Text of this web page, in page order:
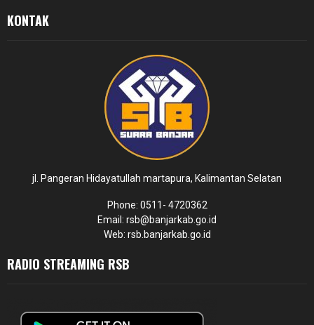
KONTAK
jl. Pangeran Hidayatullah martapura, Kalimantan Selatan
Phone: 0511- 4720362
Email: rsb@banjarkab.go.id
Web: rsb.banjarkab.go.id
RADIO STREAMING RSB